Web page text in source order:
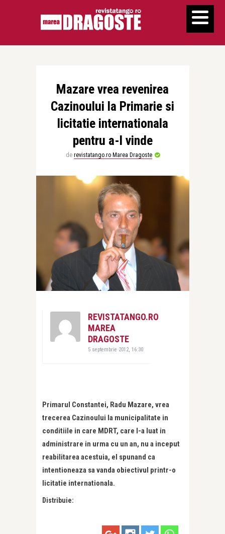
Mazare vrea revenirea
Cazinoului la Primarie si
licitatie internationala
pentru a-l vinde
de revistatango.ro Marea Dragoste
REVISTATANGO.RO
MAREA
DRAGOSTE
5 septembrie 2012, 16:30
Primarul Constantei, Radu Mazare, vrea
trecerea Cazinoului la municipalitate in
conditiile in care MDRT, care l-a luat in
administrare in urma cu un an, nu a inceput
reabilitarea acestuia, el spunand ca
intentioneaza sa vanda obiectivul printr-o
licitatie internationala.
Distribuie: